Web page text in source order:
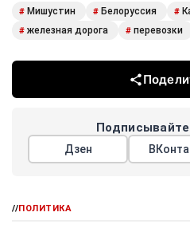
# Мишустин # Белоруссия #
# железная дорога # перевозки
Дзен
//ПОЛИТИКА